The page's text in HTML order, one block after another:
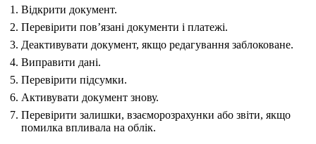
Відкрити документ.
Перевірити повʼязані документи і платежі.
Деактивувати документ, якщо редагування заблоковане.
Виправити дані.
Перевірити підсумки.
Активувати документ знову.
Перевірити залишки, взаєморозрахунки або звіти, якщо
помилка впливала на облік.